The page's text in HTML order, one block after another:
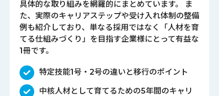
具体的な取り組みを網羅的にまとめています。 ま
た、実際のキャリアステップや受け入れ体制の整備
例も紹介しており、単なる採用ではなく「人材を育
てる仕組みづくり」を目指す企業様にとって有益な
1冊です。
特定技能1号・2号の違いと移行のポイント
中核人材として育てるための5年間のキャリ